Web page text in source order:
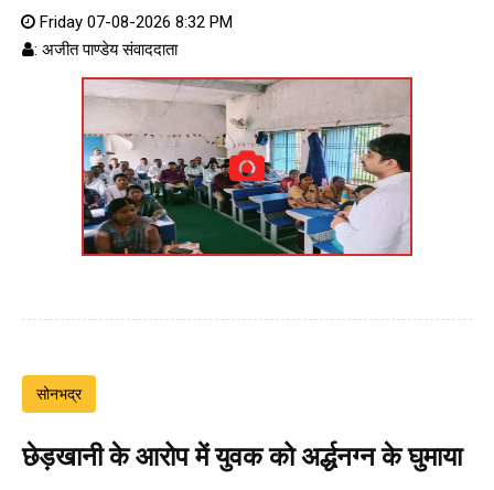
Friday 07-08-2026 8:32 PM
: अजीत पाण्डेय संवाददाता
सोनभद्र
छेड़खानी के आरोप में युवक को अर्द्धनग्न के घुमाया